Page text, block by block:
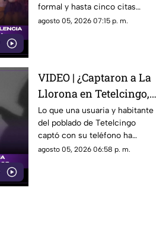
generando
conversación en redes
formal y hasta cinco citas
psicológicas canceladas; aun
agosto 05, 2026 07:15 p. m.
VIDEO | ¿Captaron a La
Llorona en Tetelcingo,
Morelos? Misteriosa
figura y lamentos en
Tetelcingo, Morelos,
estremecen las redes
Lo que una usuaria y habitante
del poblado de Tetelcingo
captó con su teléfono ha
dejado a muchos morelenses
agosto 05, 2026 06:58 p. m.